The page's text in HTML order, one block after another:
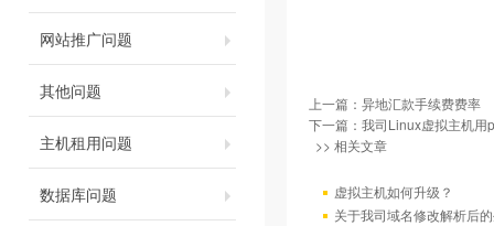
网站推广问题
其他问题
主机租用问题
数据库问题
上一篇： 异地汇款手续费费率
下一篇： 我司Linux虚拟主机用
>> 相关文章
虚拟主机如何升级？
关于我司域名修改解析后